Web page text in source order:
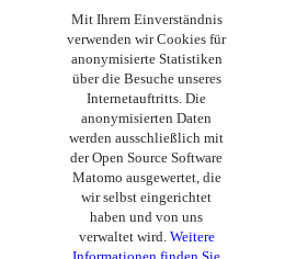
Allgemeine
Endbenutzer-
Copyright 2019 - 2026
Mit Ihrem Einverständnis
verwenden wir Cookies für
anonymisierte Statistiken
über die Besuche unseres
Internetauftritts. Die
anonymisierten Daten
werden ausschließlich mit
der Open Source Software
Matomo ausgewertet, die
wir selbst eingerichtet
haben und von uns
verwaltet wird. Weitere